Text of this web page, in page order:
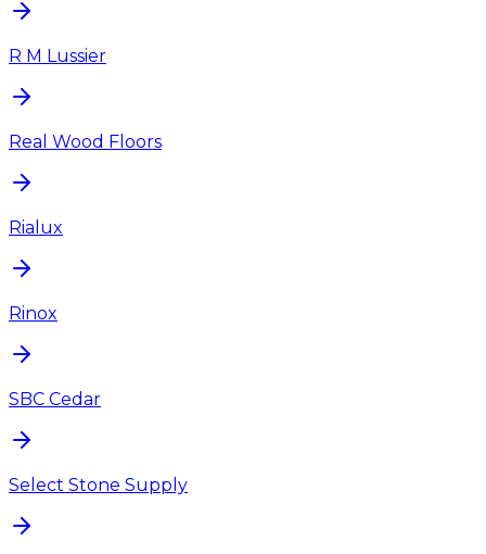
R M Lussier
Real Wood Floors
Rialux
Rinox
SBC Cedar
Select Stone Supply